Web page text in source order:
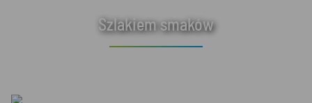
Szlakiem smaków